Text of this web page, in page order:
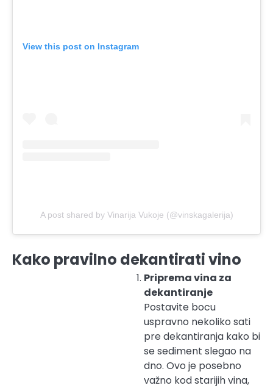
View this post on Instagram
A post shared by Vinarija Vukoje (@vinskagalerija)
Kako pravilno dekantirati vino
Priprema vina za
dekantiranje
Postavite bocu
uspravno nekoliko sati
pre dekantiranja kako bi
se sediment slegao na
dno. Ovo je posebno
važno kod starijih vina,